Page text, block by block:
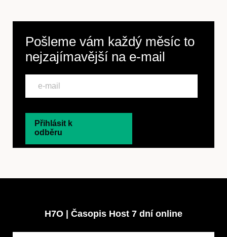
Pošleme vám každý měsíc to
nejzajímavější na e-mail
Přihlásit k
odběru
H7O | Časopis Host 7 dní online